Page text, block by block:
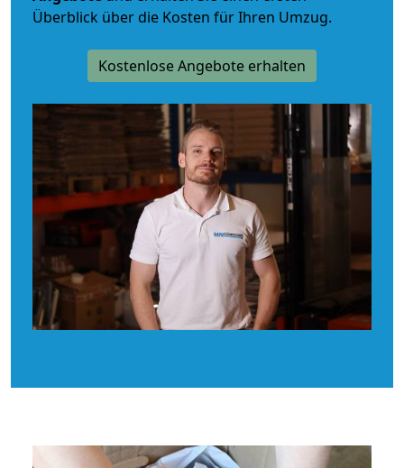
Überblick über die Kosten für Ihren Umzug.
Kostenlose Angebote erhalten